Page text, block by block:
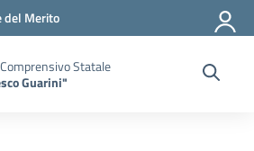
del Merito
Statale
Guarini"